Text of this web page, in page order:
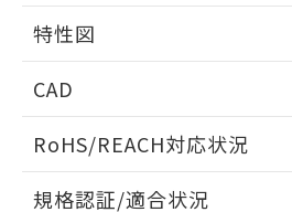
相互干渉
A: 110mm以上、B: 90mm以上
周囲金属の影響
特性図
検出物体の大きさと材質による影響
CAD
ドすることができます。
RoHS/REACH対応状況
規格認証/適合状況
す。